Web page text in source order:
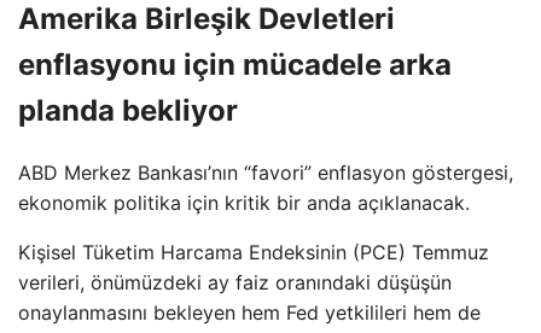
Amerika Birleşik Devletleri
enflasyonu için mücadele arka
planda bekliyor
ABD Merkez Bankası’nın “favori” enflasyon göstergesi,
ekonomik politika için kritik bir anda açıklanacak.
Kişisel Tüketim Harcama Endeksinin (PCE) Temmuz
verileri, önümüzdeki ay faiz oranındaki düşüşün
onaylanmasını bekleyen hem Fed yetkilileri hem de